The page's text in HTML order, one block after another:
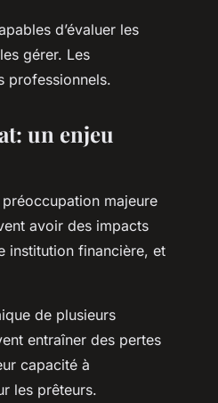
d’évaluer les
gérer. Les
professionnels.
un enjeu
majeure
avoir des impacts
institution financière, et
de plusieurs
entraîner des pertes
capacité à
les prêteurs.